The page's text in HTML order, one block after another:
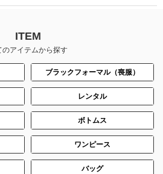
ITEM
のアイテムから探す
ブラックフォーマル（喪服）
レンタル
ボトムス
ワンピース
バッグ